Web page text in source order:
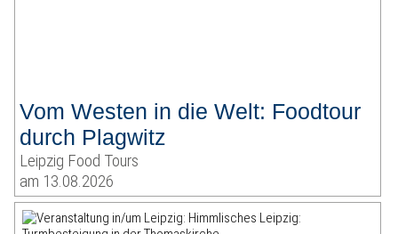
Vom Westen in die Welt: Foodtour
durch Plagwitz
Leipzig Food Tours
am 13.08.2026